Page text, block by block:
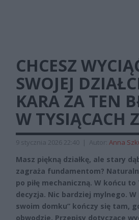
CHCESZ
SWOJEJ
KARA ZA TEN
W TYSIĄCACH
9 stycznia 2026 22:40 | Autor: Anna
Masz piękną działkę, ale stary
zagraża fundamentom?
po piłę mechaniczną. W końcu
decyzja. Nic bardziej mylnego.
swoim domku” kończy się tam,
obwodzie. Przepisy dotyczące